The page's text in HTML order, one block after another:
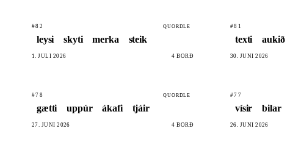
#82 QUORDLE
leysi skyti merka steik
1. JÚLÍ 2026 4 BORÐ
#81
texti aukið
30. JÚNÍ 2026
#78 QUORDLE
gætti uppúr ákafi tjáir
27. JÚNÍ 2026 4 BORÐ
#77
vísir bilar
26. JÚNÍ 2026